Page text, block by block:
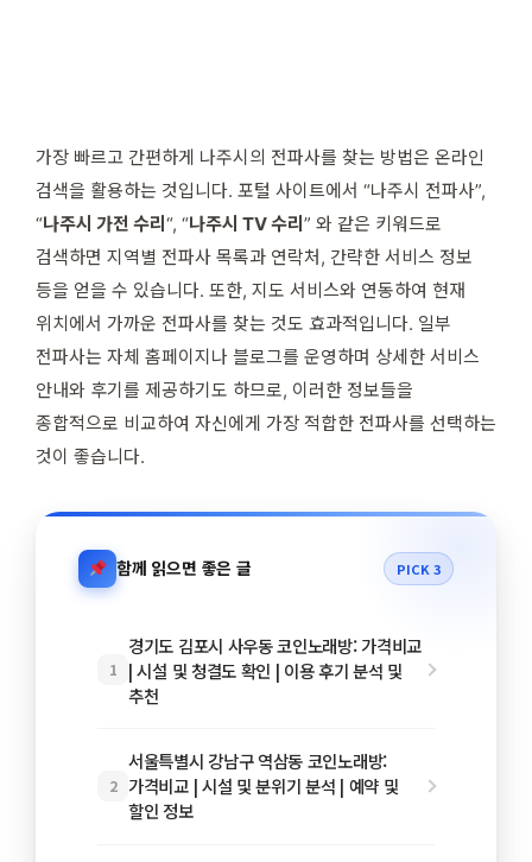
가장 빠르고 간편하게 나주시의 전파사를 찾는 방법은 온라인
검색을 활용하는 것입니다. 포털 사이트에서 “나주시 전파사”,
“나주시 가전 수리 “, “나주시 TV 수리 ” 와 같은 키워드로
검색하면 지역별 전파사 목록과 연락처, 간략한 서비스 정보
등을 얻을 수 있습니다. 또한, 지도 서비스와 연동하여 현재
위치에서 가까운 전파사를 찾는 것도 효과적입니다. 일부
전파사는 자체 홈페이지나 블로그를 운영하며 상세한 서비스
안내와 후기를 제공하기도 하므로, 이러한 정보들을
종합적으로 비교하여 자신에게 가장 적합한 전파사를 선택하는
것이 좋습니다.
함께 읽으면 좋은 글 PICK 3
1
경기도 김포시 사우동 코인노래방: 가격비교
| 시설 및 청결도 확인 | 이용 후기 분석 및
추천
2
서울특별시 강남구 역삼동 코인노래방:
가격비교 | 시설 및 분위기 분석 | 예약 및
할인 정보